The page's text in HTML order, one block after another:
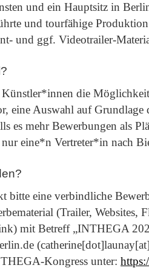
und ein Hauptsitz in
und tourfähige
und ggf. Videotrailer-
die
eine Auswahl auf Grundlage
es mehr Bewerbungen als
eine*n Vertreter*in nach
bitte eine verbindliche
(Trailer, Websites,
mit Betreff „INTHEGA
(
Kongress unter: